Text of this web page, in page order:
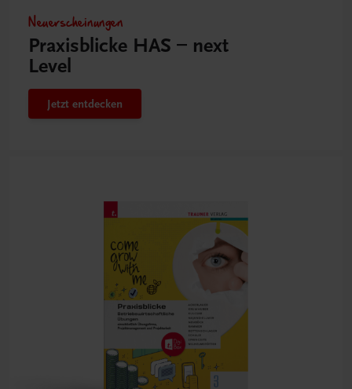
Neuerscheinungen
Praxisblicke HAS – next
Level
Jetzt entdecken